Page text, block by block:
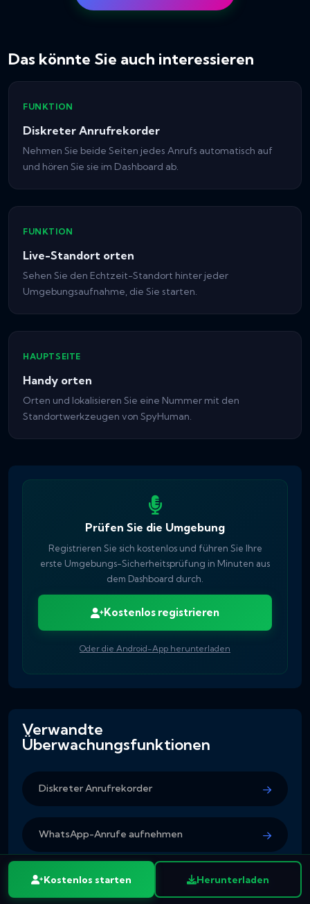
Das könnte Sie auch interessieren
FUNKTION
Diskreter Anrufrekorder
Nehmen Sie beide Seiten jedes Anrufs automatisch auf
und hören Sie sie im Dashboard ab.
FUNKTION
Live-Standort orten
Sehen Sie den Echtzeit-Standort hinter jeder
Umgebungsaufnahme, die Sie starten.
HAUPTSEITE
Handy orten
Orten und lokalisieren Sie eine Nummer mit den
Standortwerkzeugen von SpyHuman.
Prüfen Sie die Umgebung
Registrieren Sie sich kostenlos und führen Sie Ihre
erste Umgebungs-Sicherheitsprüfung in Minuten aus
dem Dashboard durch.
Kostenlos registrieren
Oder die Android-App herunterladen
Verwandte
Überwachungsfunktionen
Diskreter Anrufrekorder
WhatsApp-Anrufe aufnehmen
Live-Standort orten
Kostenlos registrieren Herunterladen
Kostenlos starten Herunterladen